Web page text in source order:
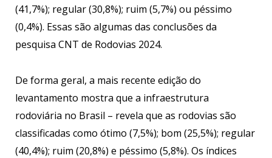
(41,7%); regular (30,8%); ruim (5,7%) ou péssimo
(0,4%). Essas são algumas das conclusões da
pesquisa CNT de Rodovias 2024.
De forma geral, a mais recente edição do
levantamento mostra que a infraestrutura
rodoviária no Brasil – revela que as rodovias são
classificadas como ótimo (7,5%); bom (25,5%); regular
(40,4%); ruim (20,8%) e péssimo (5,8%). Os índices